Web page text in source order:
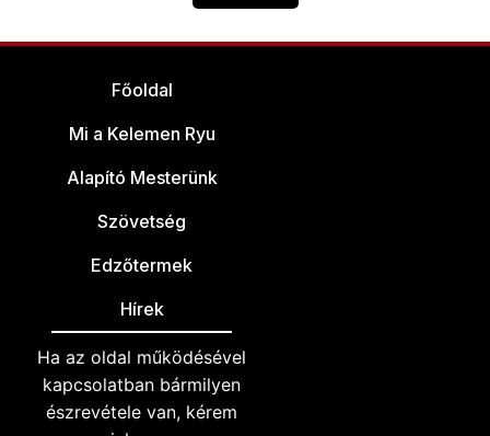
Főoldal
Mi a Kelemen Ryu
Alapító Mesterünk
Szövetség
Edzőtermek
Hírek
Ha az oldal működésével
kapcsolatban bármilyen
észrevétele van, kérem